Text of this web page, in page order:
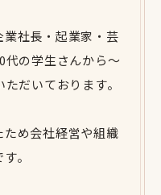
社長・起業家・芸
代の学生さんから～
だいております。
め会社経営や組織
。